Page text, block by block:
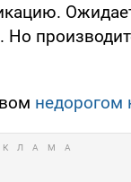
Но
недорогом